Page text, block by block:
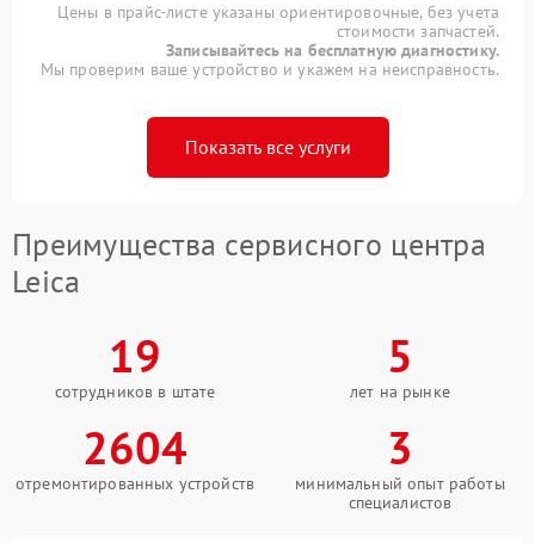
Цены в прайс-листе указаны ориентировочные, без учета
стоимости запчастей.
Записывайтесь на бесплатную диагностику.
Мы проверим ваше устройство и укажем на неисправность.
Показать все услуги
Преимущества сервисного центра
Leica
19
сотрудников в штате
5
лет на рынке
2604
отремонтированных устройств
3
минимальный опыт работы
специалистов